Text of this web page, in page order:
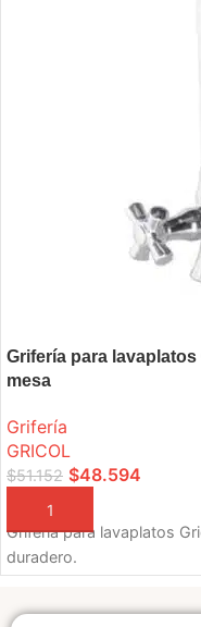
Grifería para
mesa
Grifería
GRICOL
$51.152 $48.594
AÑADIR A LA CESTA
Grifería para lavaplatos
duradero.